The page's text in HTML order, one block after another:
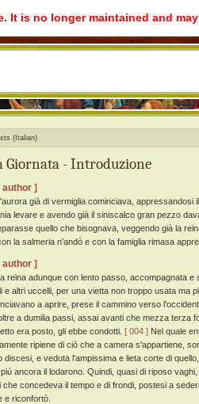
It is no longer maintained and
(Italian)
Giornata - Introduzione
author ]
già di vermiglia cominciava, appressandosi
levare e avendo già il siniscalco gran pezzo
quello che bisognava, veggendo già la
la salmeria n'andò e con la famiglia rimasa
author ]
reina adunque con lento passo, accompagnata
e altri uccelli, per una vietta non troppo usata ma
a aprire, prese il cammino verso
a dumilia passi, assai avanti che mezza terza
era posto, gli ebbe condotti. [ 004 ] Nel quale
ripiene di ciò che a camera s'appartiene,
discesi, e veduta l'ampissima e lieta corte di
ancora il lodarono. Quindi, quasi di riposo
che concedeva il tempo e di frondi, postesi a
e riconfortò.